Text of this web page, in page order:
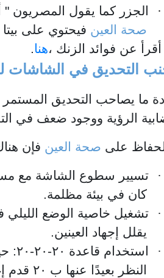
·
الجزر كما يقول المصريون
صحة العين فيحتوي على
أقرأ عن فوائد الزنك ،هنا.
التحديق في الشاشات
ما يصاحب التحديق
الرؤية ووجود ضعف في
على صحة العين فإن
·
تسيير سطوع الشاشة مع
كان في بيئة مظلمة.
·
تشغيل خاصية الوضع الليلي
يقلل إجهاد العينين.
·
النظر بعيدًا عنها ب ٢٠ قدم إغماض عينية لمدة٢٠ثانية.